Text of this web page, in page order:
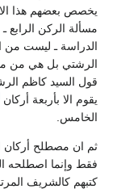
يخصص بعضهم هذا
مسألة الركن
الدراسة ـ ليست من
الرشتي بل هي من
قول السيد كاظم
يقوم الا بأربعة أركان
الخامس.
ثم ان مصطلح أركان
فقط وإنما اصطلحه
كتبهم كالشريف